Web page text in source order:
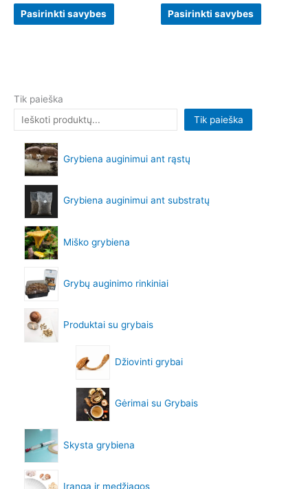
Pasirinkti savybes Pasirinkti savybes
Tik paieška
Tik paieška
Grybiena auginimui ant rąstų
Grybiena auginimui ant substratų
Miško grybiena
Grybų auginimo rinkiniai
Produktai su grybais
Džiovinti grybai
Gėrimai su Grybais
Skysta grybiena
Įranga ir medžiagos